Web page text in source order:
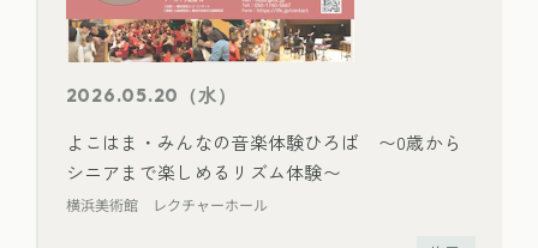
2026.05.20（水）
よこはま・みんなの音楽体験ひろば 〜0歳から
シニアまで楽しめるリズム体験〜
横浜美術館 レクチャーホール